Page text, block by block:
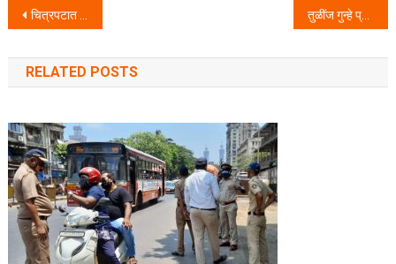
Post navigation
चित्रपटात काम देतो असे सांगून अल्पवयीन मुलींना वेश्या व्यवसाय करण्यास भाग पाडणाऱ्या महाभागास अटक . तुळींज गुन्हे प्रकटीकरण पथकाचे यश : फसवणुक झालेल्या शेकऱ्याचा माल २४ तासाचे आत परत मिळून देण्यात आला.
RELATED POSTS